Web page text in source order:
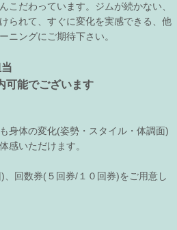
こだわっています。ジムが続かない、
られて、すぐに変化を実感できる、他
ニングにご期待下さい。
可能でございます
身体の変化(姿勢・スタイル・体調面)
感いただけます。
、回数券(５回券/１０回券)をご用意し